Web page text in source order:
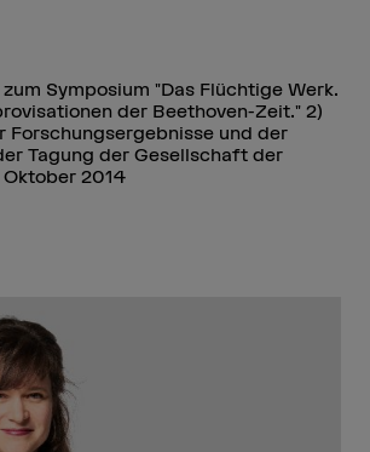
Symposium "Das Flüchtige Werk.
der Beethoven-Zeit." 2)
Forschungsergebnisse und der
Tagung der Gesellschaft der
2014